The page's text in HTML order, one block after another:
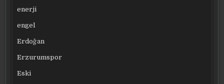
enerji
engel
Erdoğan
Erzurumspor
Eski